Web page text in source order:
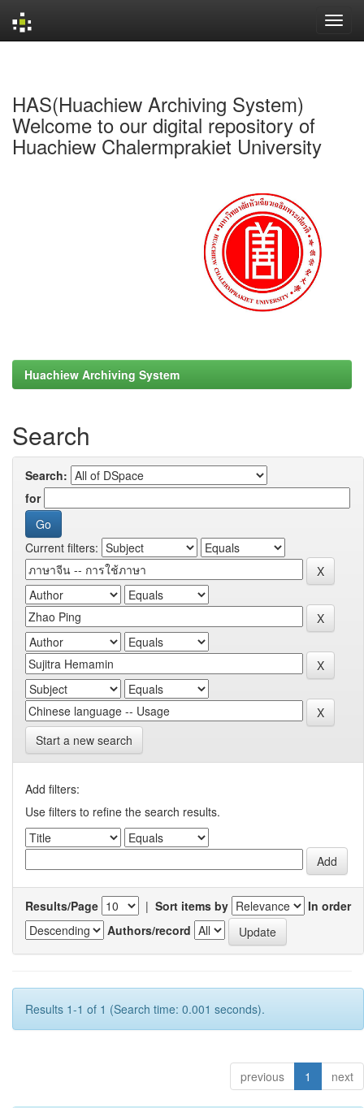
HAS(Huachiew Archiving System)
Welcome to our digital repository of
Huachiew Chalermprakiet University
Huachiew Archiving System
Search
Search:
for
Current filters:
Start a new search
Add filters:
Use filters to refine the search results.
Results/Page | Sort items by
In order
Authors/record
Results 1-1 of 1 (Search time: 0.001 seconds).
previous 1 next